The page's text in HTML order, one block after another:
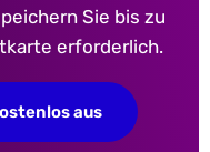
Sie bis zu
erforderlich.
aus